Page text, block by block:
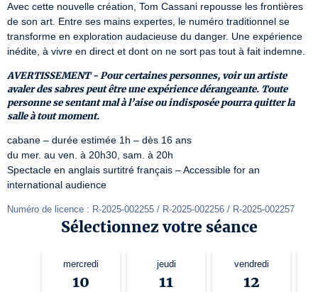
Avec cette nouvelle création, Tom Cassani repousse les frontières
de son art. Entre ses mains expertes, le numéro traditionnel se
transforme en exploration audacieuse du danger. Une expérience
inédite, à vivre en direct et dont on ne sort pas tout à fait indemne.
AVERTISSEMENT - Pour certaines personnes, voir un artiste
avaler des sabres peut être une expérience dérangeante. Toute
personne se sentant mal à l’aise ou indisposée pourra quitter la
salle à tout moment.
cabane – durée estimée 1h – dès 16 ans
du mer. au ven. à 20h30, sam. à 20h
Spectacle en anglais surtitré français – Accessible for an
international audience
Numéro de licence : R-2025-002255 / R-2025-002256 / R-2025-002257
Sélectionnez votre séance
mercredi
10
jeudi
11
vendredi
12